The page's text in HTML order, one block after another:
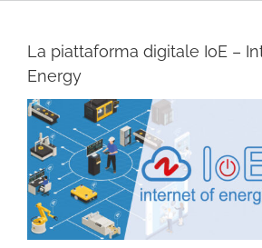
La piattaforma digitale IoE –
Energy